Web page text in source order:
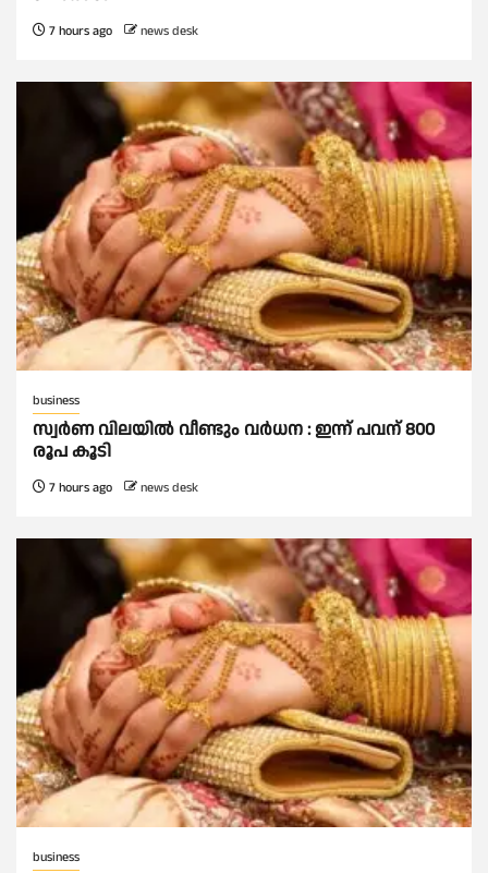
7 hours ago news desk
business
സ്വർണ വിലയില്‍ വീണ്ടും വർധന : ഇന്ന് പവന് 800
രൂപ കൂടി
7 hours ago news desk
business